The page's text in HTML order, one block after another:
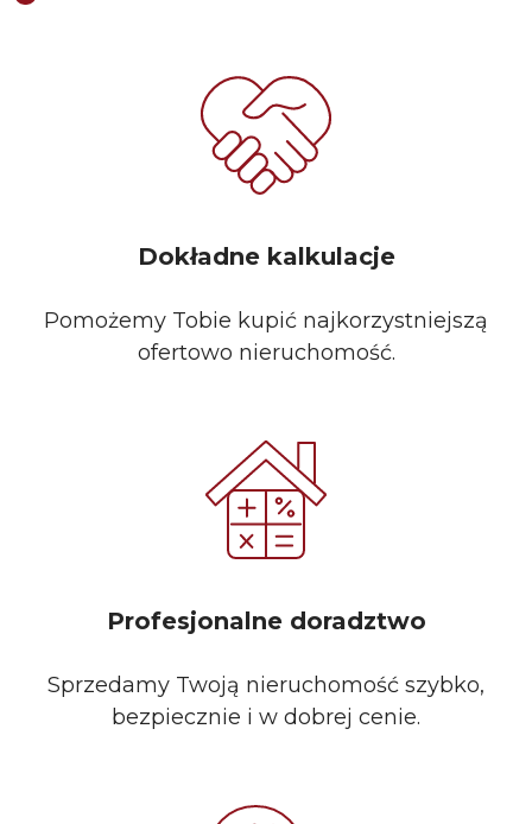
Dokładne kalkulacje
Pomożemy Tobie kupić najkorzystniejszą
ofertowo nieruchomość.
Profesjonalne doradztwo
Sprzedamy Twoją nieruchomość szybko,
bezpiecznie i w dobrej cenie.